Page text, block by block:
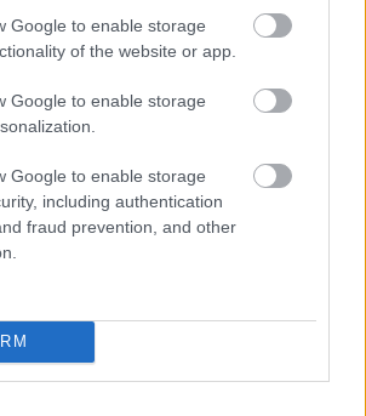
Google to enable storage
of the website or app.
Google to enable storage
Google to enable storage
including authentication
fraud prevention, and other